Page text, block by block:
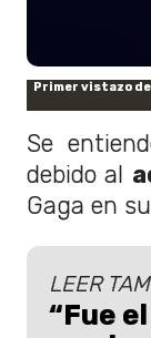
Primer vistazo de
Se
debido al
Gaga en su
LEER
“Fue